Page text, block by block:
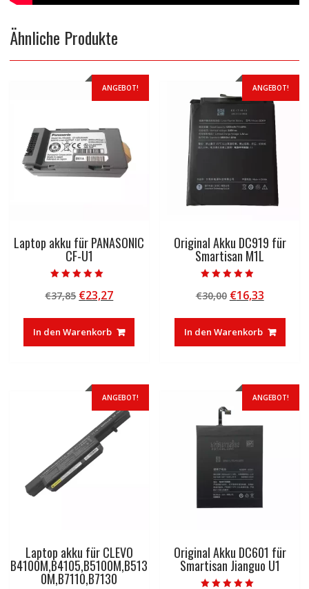
Ähnliche Produkte
ANGEBOT!
Laptop akku für PANASONIC
CF-U1
5.00
von 5
€37,85 Ursprünglicher
war:
€37,85
€23,27Aktueller
ist:
€23,27.
In den Warenkorb
ANGEBOT!
Original Akku DC919 für
Smartisan M1L
4.50
von 5
€30,00 Ursprünglicher
war:
€30,00
€16,33
ist:
€16,33.
In den Warenkorb
ANGEBOT!
Laptop akku für CLEVO
B4100M,B4105,B5100M,B513
0M,B7110,B7130
ANGEBOT!
Original Akku DC601 für
Smartisan Jianguo U1